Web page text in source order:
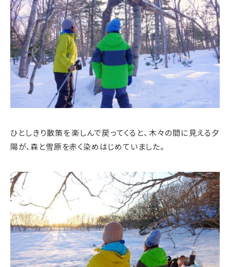
ひとしきり散策を楽しんで戻ってくると、木々の間に見える夕
陽が、森と雪原を赤く染めはじめていました。